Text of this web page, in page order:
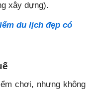
xây dựng).
du lịch đẹp có
chơi, nhưng không